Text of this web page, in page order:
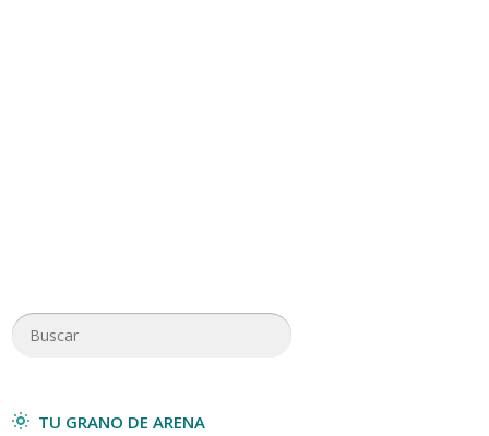
TU GRANO DE ARENA